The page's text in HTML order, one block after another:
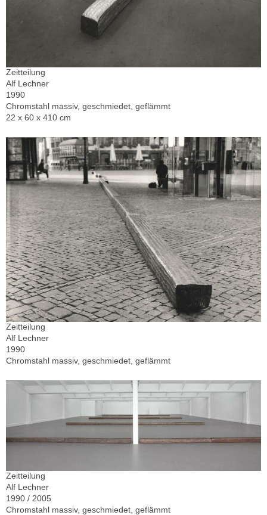
Zeitteilung
Alf Lechner
1990
Chromstahl massiv, geschmiedet, geflämmt
22 x 60 x 410 cm
Zeitteilung
Alf Lechner
1990
Chromstahl massiv, geschmiedet, geflämmt
Zeitteilung
Alf Lechner
1990 / 2005
Chromstahl massiv, geschmiedet, geflämmt